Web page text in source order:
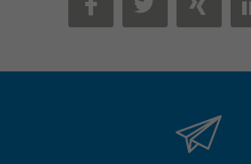
FACEBOOK
TWITTER
XING